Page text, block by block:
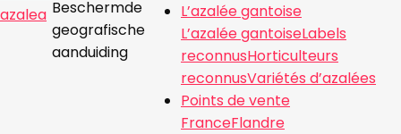
L’azalée gantoise
L’azalée gantoiseLabels
reconnusHorticulteurs
reconnusVariétés d’azalées
Points de vente
FranceFlandre